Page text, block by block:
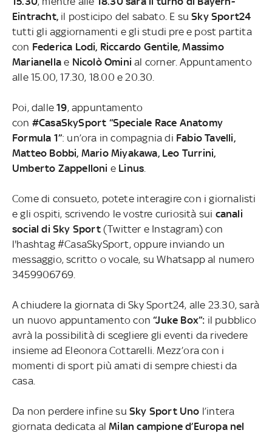
Eintracht, il posticipo del sabato. E suSky Sport24
tutti gli aggiornamenti e gli studi pre e post partita
con Federica Lodi, Riccardo Gentile, Massimo
Marianellae Nicolò Omini al corner. Appuntamento
alle 15.00, 17.30, 18.00 e 20.30.
Poi, dalle19, appuntamento
con #CasaSkySport “Speciale Race Anatomy
Formula 1”: un’ora in compagnia di Fabio Tavelli,
Matteo Bobbi, Mario Miyakawa, Leo Turrini,
Umberto Zappelloni e Linus
Come di consueto, potete interagire con i giornalisti
e gli ospiti, scrivendo le vostre curiosità sui canali
social di Sky Sport(Twitter e Instagram) con
l'hashtag #CasaSkySport, oppure inviando un
messaggio, scritto o vocale, su Whatsapp al numero
3459906769.
A chiudere la giornata di Sky Sport24, alle 23.30, sarà
un nuovo appuntamento con“Juke Box”: il pubblico
avrà la possibilità di scegliere gli eventi da rivedere
insieme ad Eleonora Cottarelli. Mezz’ora con i
momenti di sport più amati di sempre chiesti da
casa.
Da non perdere infine su Sky Sport Uno l’intera
giornata dedicata alMilan campione d’Europa nel